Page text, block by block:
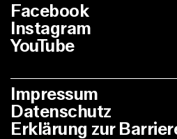
Facebook
Instagram
YouTube
Impressum
Datenschutz
Erklärung zur